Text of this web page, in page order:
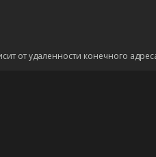
от удаленности конечного